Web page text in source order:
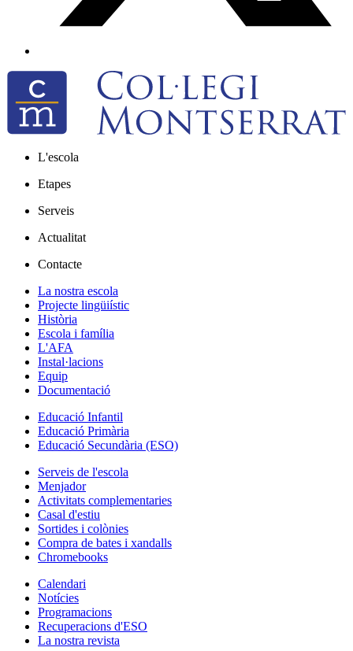
L'escola
Etapes
Serveis
Actualitat
Contacte
La nostra escola
Projecte lingüiístic
Història
Escola i família
L'AFA
Instal·lacions
Equip
Documentació
Educació Infantil
Educació Primària
Educació Secundària (ESO)
Serveis de l'escola
Menjador
Activitats complementaries
Casal d'estiu
Sortides i colònies
Compra de bates i xandalls
Chromebooks
Calendari
Notícies
Programacions
Recuperacions d'ESO
La nostra revista